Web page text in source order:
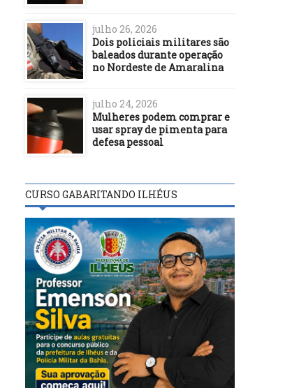
BASTIDORES
julho 26, 2026
Dois policiais militares são
baleados durante operação
no Nordeste de Amaralina
julho 24, 2026
Mulheres podem comprar e
usar spray de pimenta para
defesa pessoal
CURSO GABARITANDO ILHÉUS